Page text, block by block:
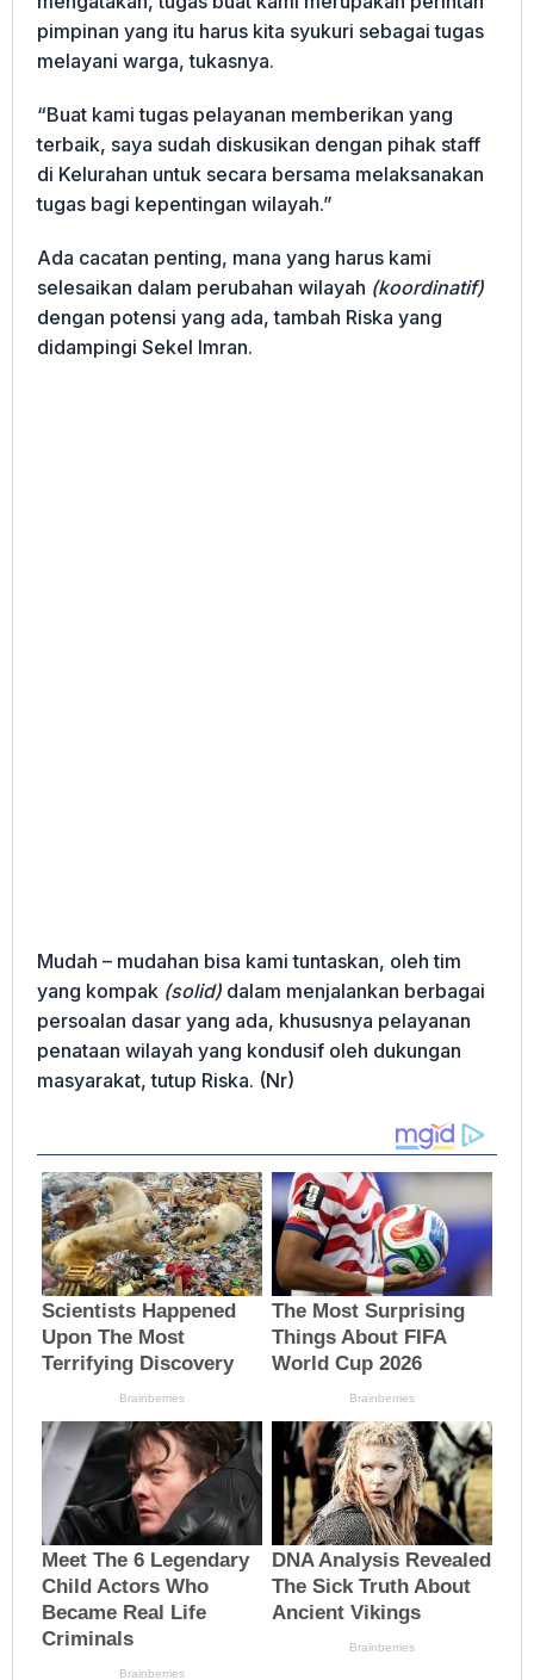
pimpinan yang itu harus kita syukuri sebagai tugas
melayani warga, tukasnya.
“Buat kami tugas pelayanan memberikan yang
terbaik, saya sudah diskusikan dengan pihak staff
di Kelurahan untuk secara bersama melaksanakan
tugas bagi kepentingan wilayah.”
Ada cacatan penting, mana yang harus kami
selesaikan dalam perubahan wilayah (koordinatif)
dengan potensi yang ada, tambah Riska yang
didampingi Sekel Imran.
Mudah – mudahan bisa kami tuntaskan, oleh tim
yang kompak (solid) dalam menjalankan berbagai
persoalan dasar yang ada, khususnya pelayanan
penataan wilayah yang kondusif oleh dukungan
masyarakat, tutup Riska. (Nr)